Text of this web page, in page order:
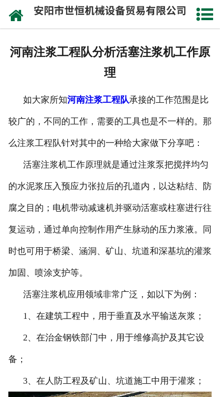
网站首页
施工视频
资讯动态
联系我们
河南注浆工程队分析活塞注浆机工作原
理
如大家所知河南注浆工程队承接的工作范围是比
较广的，不同的工作，需要的工具也是不一样的。那
么注浆工程队针对其中的一种给大家做下分享吧：
活塞注浆机工作原理就是通过注浆泵把搅拌均匀
的水泥浆压入预应力张拉后的孔道内，以达粘结、防
腐之目的；电机带动减速机并驱动活塞或柱塞进行往
复运动，通过单向控制作用产生脉动的压力浆液。同
时也可用于桥梁、涵洞、矿山、坑道和深基坑的灌浆
加固、喷涂支护等。
活塞注浆机应用领域非常广泛，如以下为例：
1、在建筑工程中，用于垂直及水平输送灰浆；
2、在治金钢铁部门中，用于维修高护及其它设
备；
3、在人防工程及矿山、坑道施工中用于灌浆；